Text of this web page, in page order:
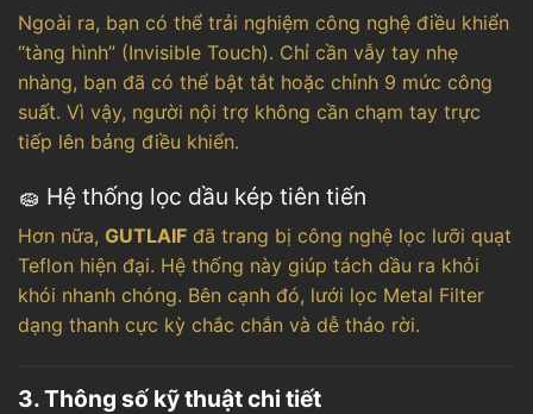
Ngoài ra, bạn có thể trải nghiệm công nghệ điều khiển
“tàng hình” (Invisible Touch). Chỉ cần vẫy tay nhẹ
nhàng, bạn đã có thể bật tắt hoặc chỉnh 9 mức công
suất. Vì vậy, người nội trợ không cần chạm tay trực
tiếp lên bảng điều khiển.
🧽 Hệ thống lọc dầu kép tiên tiến
Hơn nữa, GUTLAIF đã trang bị công nghệ lọc lưỡi quạt
Teflon hiện đại. Hệ thống này giúp tách dầu ra khỏi
khói nhanh chóng. Bên cạnh đó, lưới lọc Metal Filter
dạng thanh cực kỳ chắc chắn và dễ tháo rời.
3. Thông số kỹ thuật chi tiết